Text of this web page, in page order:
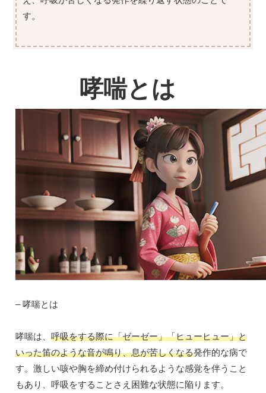
す。
哮喘とは
– 哮喘とは
哮喘は、 呼吸をする際に「ゼーゼー」「ヒューヒュー」と
いった笛のような音が鳴り、息が苦しくなる発作的な病で
す。激しい咳や胸を締め付けられるような感覚を伴うこと
もあり、呼吸をすることさえ困難な状態に陥ります。